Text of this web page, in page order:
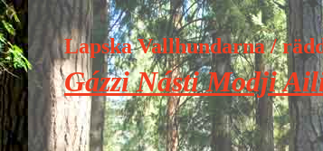
Lapska Vallhundarna /
Gázzi Násti Modji